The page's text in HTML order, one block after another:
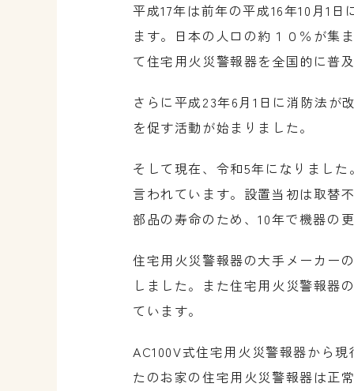
平成17年は前年の平成16年10月1
ます。日本の人口の約１０％が集
て住宅用火災警報器を全国的に普
さらに平成23年6月1日に消防法が
を促す活動が始まりました。
そして現在、令和5年になりまし
言われています。設置当初は取替
部品の寿命のため、10年で機器の
住宅用火災警報器の大手メーカー
しました。また住宅用火災警報器
ています。
AC100V式住宅用火災警報器から
たのお家の住宅用火災警報器は正